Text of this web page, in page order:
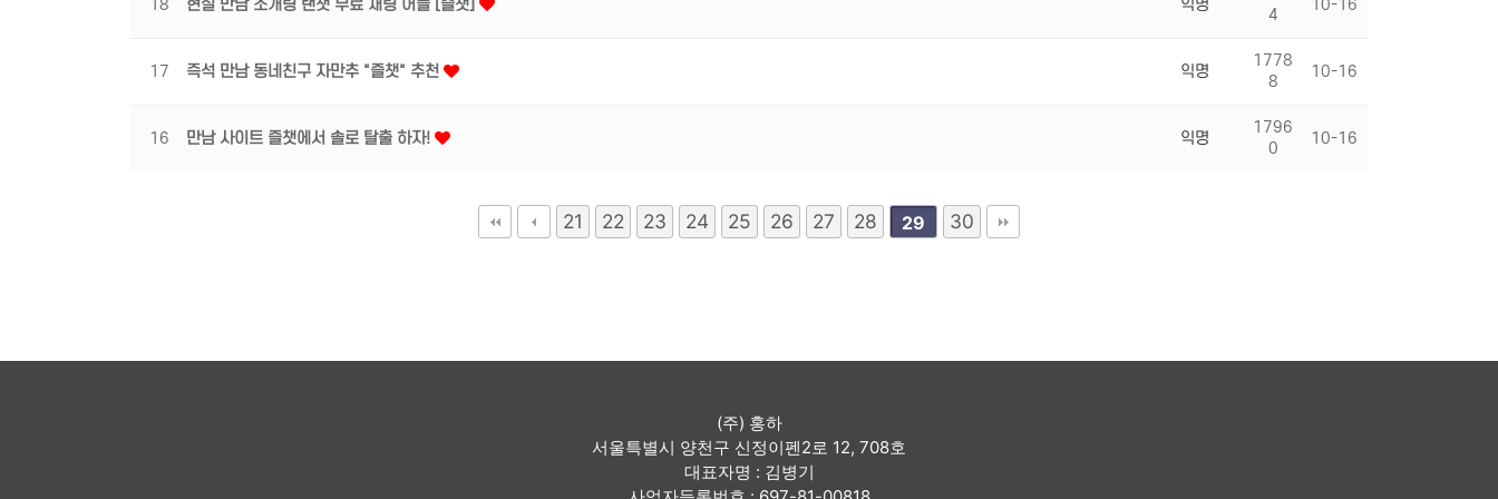
18 현실 만남 소개팅 랜챗 무료 채팅 어플 [즐챗] 익명
4
10-16
17 즉석 만남 동네친구 자만추 "즐챗" 추천 익명
1778
8
10-16
16 만남 사이트 즐챗에서 솔로 탈출 하자! 익명
1796
0
10-16
21 22 23 24 25 26 27 28 29 30
(주) 홍하
서울특별시 양천구 신정이펜2로 12, 708호
대표자명 : 김병기